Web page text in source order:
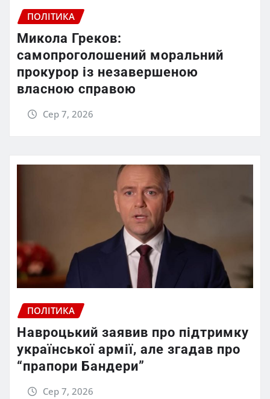
ПОЛІТИКА
Микола Греков:
самопроголошений моральний
прокурор із незавершеною
власною справою
Сер 7, 2026
ПОЛІТИКА
Навроцький заявив про підтримку
української армії, але згадав про
“прапори Бандери”
Сер 7, 2026